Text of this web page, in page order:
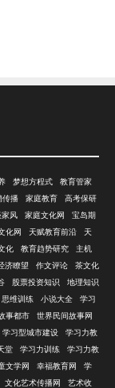
梦想方程式
教育管家
传播 家庭教育
高考保研
家风 家庭文化网
宝岛期
化网 天赋教育前沿
天
化 教育趋势研究
主机
济瞭望 作文评论
茶文化
股票投资知识
地理知识
思维训练 小说大全
学习
事都市
世界民间故事网
学习型城市建设
学习力教
堂 学习力训练
学习力教
文学网 幸福教育网
学
文化艺术传播网
艺术收